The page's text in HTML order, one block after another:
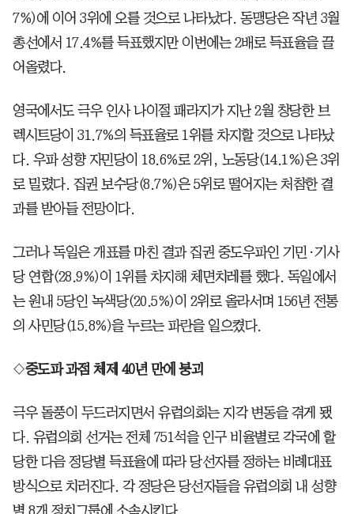
7%)에 이어 3위에 오를 것으로 나타났다. 동맹당은 작년 3월
총선에서 17.4%를 득표했지만 이번에는 2배로 득표율을 끌
어올렸다.
영국에서도 극우 인사 나이절 패라지가 지난 2월 창당한 브
렉시트당이 31.7%의 득표율로 1위를 차지할 것으로 나타났
다. 우파 성향 자민당이 18.6%로 2위, 노동당(14.1%)은 3위
로 밀렸다. 집권 보수당(8.7%)은 5위로 떨어지는 처참한 결
과를 받아들 전망이다.
그러나 독일은 개표를 마친 결과 집권 중도우파인 기민·기사
당 연합(28.9%)이 1위를 차지해 체면치레를 했다. 독일에서
는 원내 5당인 녹색당(20.5%)이 2위로 올라서며 156년 전통
의 사민당(15.8%)을 누르는 파란을 일으켰다.
◇중도파 과점 체제 40년 만에 붕괴
극우 돌풍이 두드러지면서 유럽의회는 지각 변동을 겪게 됐
다. 유럽의회 선거는 전체 751석을 인구 비율별로 각국에 할
당한 다음 정당별 득표율에 따라 당선자를 정하는 비례대표
방식으로 치러진다. 각 정당은 당선자들을 유럽의회 내 성향